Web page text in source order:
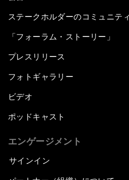
ステークホルダーのコミュニティ
「フォーラム・ストーリー」
プレスリリース
フォトギャラリー
ビデオ
ポッドキャスト
エンゲージメント
サインイン